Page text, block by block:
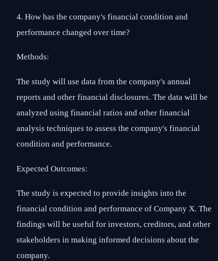
4. How has the company's financial condition and
performance changed over time?
Methods:
The study will use data from the company's annual
reports and other financial disclosures. The data will be
analyzed using financial ratios and other financial
analysis techniques to assess the company's financial
condition and performance.
Expected Outcomes:
The study is expected to provide insights into the
financial condition and performance of Company X. The
findings will be useful for investors, creditors, and other
stakeholders in making informed decisions about the
company.